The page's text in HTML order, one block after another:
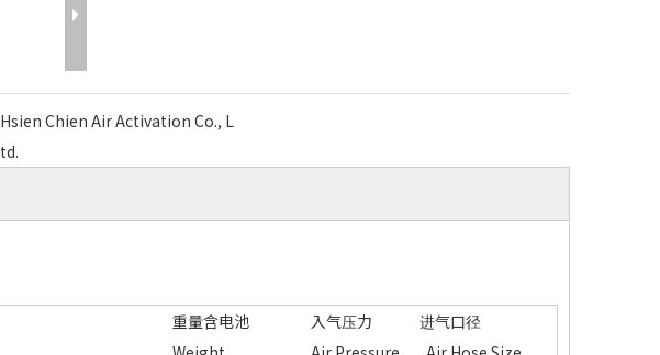
Hsien Chien Air Activation Co., L
td.
重量含电池
入气压力
进气口径